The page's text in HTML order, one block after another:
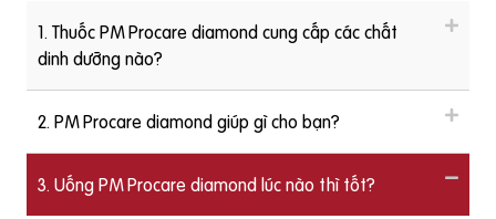
1. Thuốc PM Procare diamond cung cấp các chất
dinh dưỡng nào?
2. PM Procare diamond giúp gì cho bạn?
3. Uống PM Procare diamond lúc nào thì tốt?